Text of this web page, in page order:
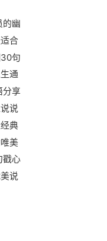
的幽
合
句
通
分享
说
典
美
戳心
说